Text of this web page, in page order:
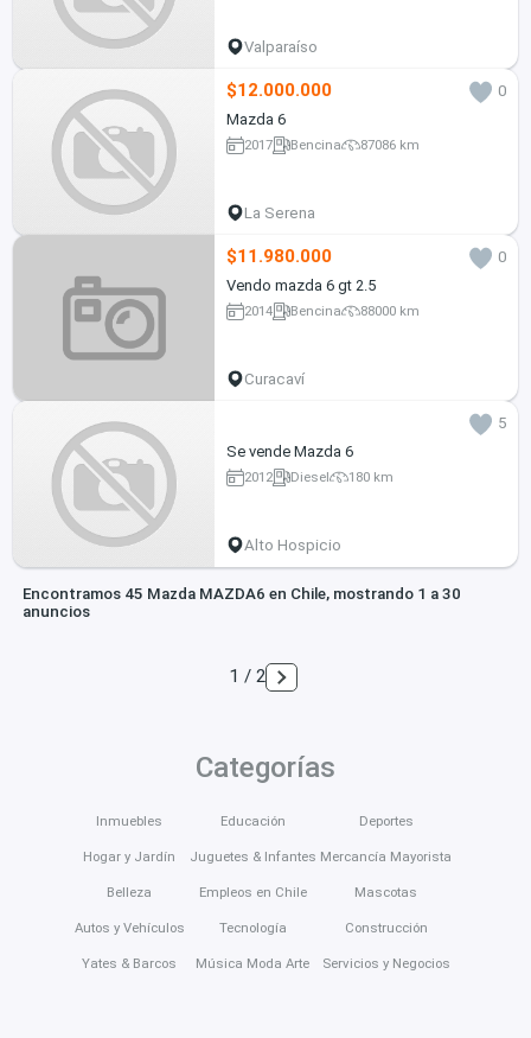
Valparaíso
$12.000.000
0
Mazda 6
2017 Bencina 87086 km
La Serena
$11.980.000
0
Vendo mazda 6 gt 2.5
2014 Bencina 88000 km
Curacaví
5
Se vende Mazda 6
2012 Diesel 180 km
Alto Hospicio
Encontramos 45 Mazda MAZDA6 en Chile, mostrando 1 a 30
anuncios
1 / 2
Categorías
Inmuebles
Hogar y Jardín
Belleza
Autos y Vehículos
Yates & Barcos
Educación
Juguetes & Infantes
Empleos en Chile
Tecnología
Música Moda Arte
Deportes
Mercancía Mayorista
Mascotas
Construcción
Servicios y Negocios